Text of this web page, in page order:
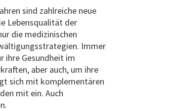
sind zahlreiche neue
Lebensqualität der
die medizinischen
Immer
ihre Gesundheit im
aber auch, um ihre
sich mit komplementären
mit ein. Auch